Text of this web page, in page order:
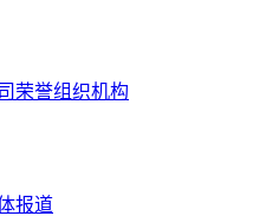
荣誉组织机构
报道